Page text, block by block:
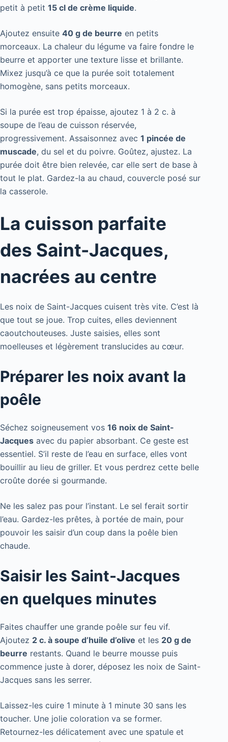
petit à petit 15 cl de crème liquide.
Ajoutez ensuite 40 g de beurre en petits
morceaux. La chaleur du légume va faire fondre le
beurre et apporter une texture lisse et brillante.
Mixez jusqu’à ce que la purée soit totalement
homogène, sans petits morceaux.
Si la purée est trop épaisse, ajoutez 1 à 2 c. à
soupe de l’eau de cuisson réservée,
progressivement. Assaisonnez avec 1 pincée de
muscade, du sel et du poivre. Goûtez, ajustez. La
purée doit être bien relevée, car elle sert de base à
tout le plat. Gardez-la au chaud, couvercle posé sur
la casserole.
La cuisson parfaite
des Saint-Jacques,
nacrées au centre
Les noix de Saint-Jacques cuisent très vite. C’est là
que tout se joue. Trop cuites, elles deviennent
caoutchouteuses. Juste saisies, elles sont
moelleuses et légèrement translucides au cœur.
Préparer les noix avant la
poêle
Séchez soigneusement vos 16 noix de Saint-
Jacques avec du papier absorbant. Ce geste est
essentiel. S’il reste de l’eau en surface, elles vont
bouillir au lieu de griller. Et vous perdrez cette belle
croûte dorée si gourmande.
Ne les salez pas pour l’instant. Le sel ferait sortir
l’eau. Gardez-les prêtes, à portée de main, pour
pouvoir les saisir d’un coup dans la poêle bien
chaude.
Saisir les Saint-Jacques
en quelques minutes
Faites chauffer une grande poêle sur feu vif.
Ajoutez 2 c. à soupe d’huile d’olive et les 20 g de
beurre restants. Quand le beurre mousse puis
commence juste à dorer, déposez les noix de Saint-
Jacques sans les serrer.
Laissez-les cuire 1 minute à 1 minute 30 sans les
toucher. Une jolie coloration va se former.
Retournez-les délicatement avec une spatule et